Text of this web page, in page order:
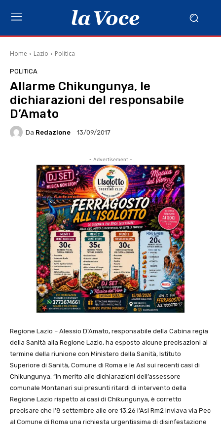
Home Lazio Politica
POLITICA
Allarme Chikungunya, le
dichiarazioni del responsabile
D’Amato
Da Redazione 13/09/2017
- Advertisement -
Regione Lazio – Alessio D’Amato, responsabile della Cabina regia
della Sanità alla Regione Lazio, ha esposto alcune precisazioni al
termine della riunione con Ministero della Sanità, Istituto
Superiore di Sanità, Comune di Roma e le Asl sui recenti casi di
Chikungunya: “In merito alle dichiarazioni dell’assessore
comunale Montanari sui presunti ritardi di intervento della
Regione Lazio rispetto ai casi di Chikungunya, è corretto
precisare che l’8 settembre alle ore 13.26 l’Asl Rm2 inviava via Pec
al Comune di Roma una richiesta urgentissima di disinfestazione